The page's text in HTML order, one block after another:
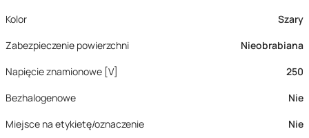
Kolor
Szary
Zabezpieczenie powierzchni
Nieobrabiana
Napięcie znamionowe [V]
250
Bezhalogenowe
Nie
Miejsce na etykietę/oznaczenie
Nie